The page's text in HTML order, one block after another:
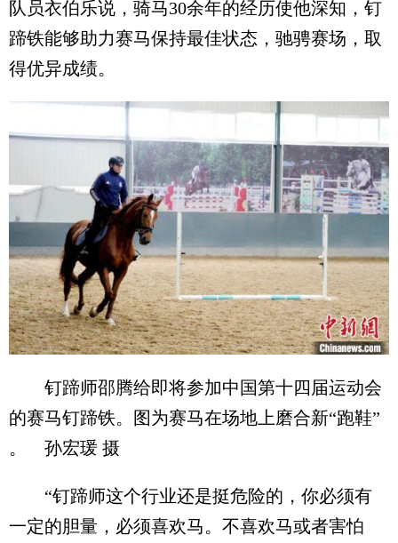
队员衣伯乐说，骑马30余年的经历使他深知，钉
蹄铁能够助力赛马保持最佳状态，驰骋赛场，取
得优异成绩。
钉蹄师邵腾给即将参加中国第十四届运动会
的赛马钉蹄铁。图为赛马在场地上磨合新“跑鞋”
。 孙宏瑗 摄
“钉蹄师这个行业还是挺危险的，你必须有
一定的胆量，必须喜欢马。不喜欢马或者害怕